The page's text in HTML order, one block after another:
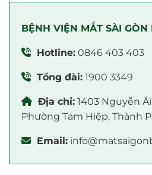
BỆNH VIỆN MẮT SÀI GÒN
Hotline: 0846 403 403
Tổng đài: 1900 3349
Địa chỉ: 1403 Nguyễn Ái
Phường Tam Hiệp, Thành
Email: